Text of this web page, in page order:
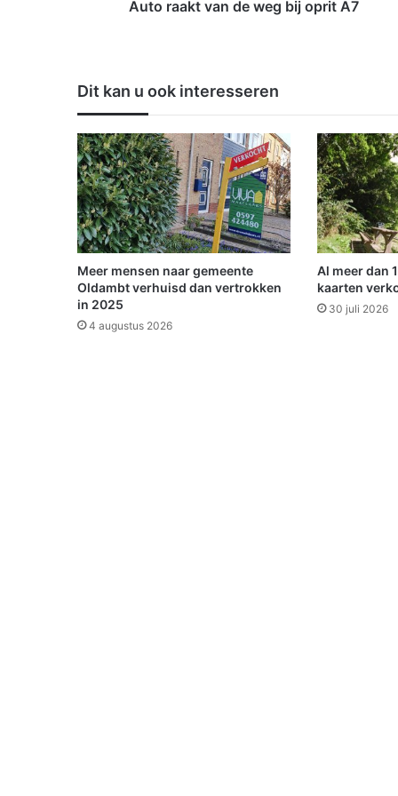
w
e
g
b
i
j
o
p
r
i
t
A
7
Auto raakt van de weg bij oprit A7
Dit kan u ook interesseren
Meer mensen naar gemeente
Oldambt verhuisd dan vertrokken
in 2025
4 augustus 2026
Al meer dan
kaarten
30 juli 2026